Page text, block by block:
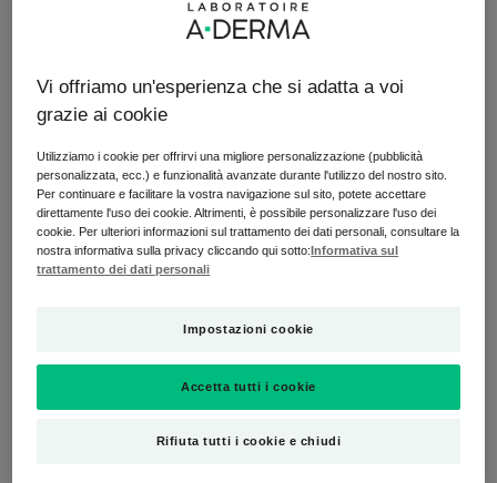
causata da una barriera cutanea compromessa. Una
carenza di lipidi nell'epidermide causa la disidratazione
Zone colpite: il corpo e il viso possono essere colpiti.
Xerosi della pelle:
Il sintomo principale di alcune condizioni della pelle come la
psoriasi o l'eczema atopico è la pelle secca. Esistono due
cause e due tipi di xerosi: fisiologica e patologica. La prima
molto fragile e manca di acidi grassi essenziali e ceramidi,
Vi offriamo un'esperienza che si adatta a voi
grazie ai cookie
Utilizziamo i cookie per offrirvi una migliore personalizzazione (pubblicità
personalizzata, ecc.) e funzionalità avanzate durante l'utilizzo del nostro sito.
Per continuare e facilitare la vostra navigazione sul sito, potete accettare
direttamente l'uso dei cookie. Altrimenti, è possibile personalizzare l'uso dei
cookie. Per ulteriori informazioni sul trattamento dei dati personali, consultare la
nostra informativa sulla privacy cliccando qui sotto: Informativa sul
trattamento dei dati personali
Impostazioni cookie
Rifiuta tutti i cookie e chiudi
Accetta tutti i cookie